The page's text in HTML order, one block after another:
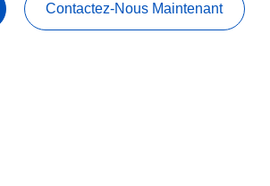
Contactez-Nous Maintenant